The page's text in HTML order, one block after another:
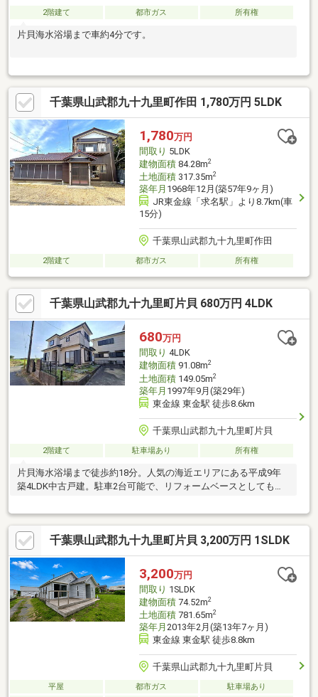
2階建て 都市ガス 所有権
片貝海水浴場まで車約4分です。
千葉県山武郡九十九里町作田 1,780万円 5LDK
1,780万円
間取り 5LDK
建物面積84.28m2
土地面積317.35m2
築年月 1968年12月(築57年9ヶ月)
JR東金線「求名駅」より8.7km(車
15分)
千葉県山武郡九十九里町作田
2階建て 都市ガス 所有権
千葉県山武郡九十九里町片貝 680万円 4LDK
680万円
間取り 4LDK
建物面積91.08m2
土地面積149.05m2
築年月 1997年9月(築29年)
東金線 東金駅 徒歩8.6km
千葉県山武郡九十九里町片貝
2階建て 駐車場あり 所有権
片貝海水浴場まで徒歩約18分。人気の海近エリアにある平成9年
築4LDK中古戸建。駐車2台可能で、リフォームベースとしてもお
千葉県山武郡九十九里町片貝 3,200万円 1SLDK
3,200万円
間取り 1SLDK
建物面積74.52m2
土地面積781.65m2
築年月 2013年2月(築13年7ヶ月)
東金線 東金駅 徒歩8.8km
千葉県山武郡九十九里町片貝
平屋 都市ガス 駐車場あり